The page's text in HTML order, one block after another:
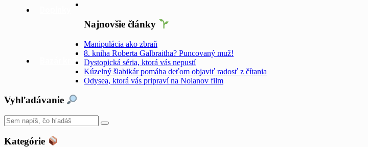
Bazár kníh
Najnovšie články
Manipulácia ako zbraň
8. kniha Roberta Galbraitha? Puncovaný muž!
Dystopická séria, ktorá vás nepustí
Kúzelný šlabikár pomáha deťom objaviť radosť z čítania
Odysea, ktorá vás pripraví na Nolanov film
Vyhľadávanie
Kategórie